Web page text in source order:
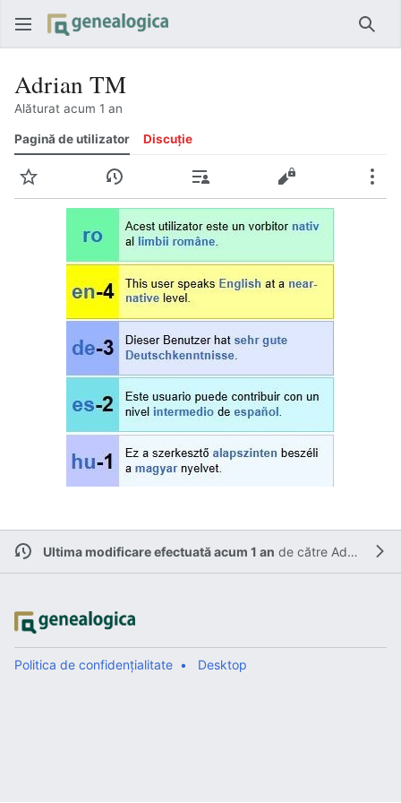
Adrian TM
Alăturat acum 1 an
Pagină de utilizator Discuție
Urmărire Istoric Contribuții Vedeți sursa Mai
Ultima modificare efectuată acum 1 an de către Adrian TM
Politica de confidențialitate Desktop